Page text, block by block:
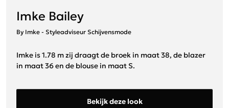
Imke Bailey
By Imke - Styleadviseur Schijvensmode
Imke is 1.78 m zij draagt de broek in maat 38, de blazer
in maat 36 en de blouse in maat S.
Bekijk deze look